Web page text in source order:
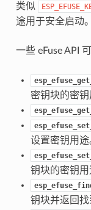
类似
途用于安全启动。
一些 eFuse API
密钥块的密钥
设置密钥用途
钥块的密钥用
钥块并返回找